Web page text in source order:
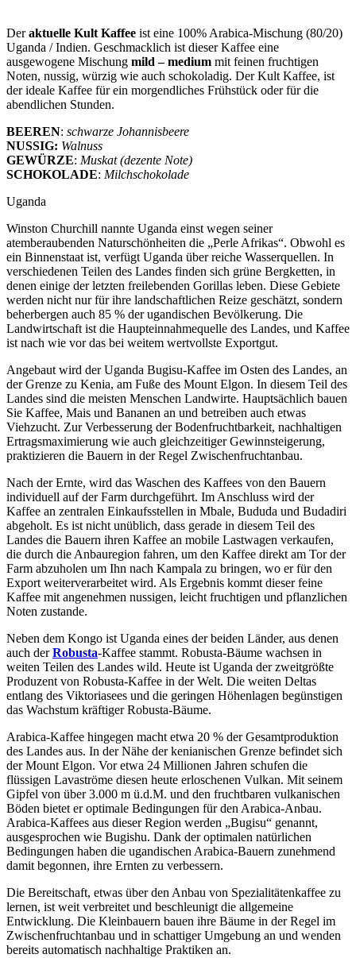
Deraktuelle Kult Kaffee ist eine 100% Arabica-Mischung (80/20)
Uganda / Indien. Geschmacklich ist dieser Kaffee eine
ausgewogene Mischung mild – medium mit feinen fruchtigen
Noten, nussig, würzig wie auch schokoladig. Der Kult Kaffee, ist
der ideale Kaffee für ein morgendliches Frühstück oder für die
abendlichen Stunden.
BEEREN: schwarze Johannisbeere
NUSSIG: Walnuss
GEWÜRZE: Muskat (dezente Note)
SCHOKOLADE: Milchschokolade
Uganda
Winston Churchill nannte Uganda einst wegen seiner
atemberaubenden Naturschönheiten die „Perle Afrikas“. Obwohl es
ein Binnenstaat ist, verfügt Uganda über reiche Wasserquellen. In
verschiedenen Teilen des Landes finden sich grüne Bergketten, in
denen einige der letzten freilebenden Gorillas leben. Diese Gebiete
werden nicht nur für ihre landschaftlichen Reize geschätzt, sondern
beherbergen auch 85 % der ugandischen Bevölkerung. Die
Landwirtschaft ist die Haupteinnahmequelle des Landes, und Kaffee
ist nach wie vor das bei weitem wertvollste Exportgut.
Angebaut wird der Uganda Bugisu-Kaffee im Osten des Landes, an
der Grenze zu Kenia, am Fuße des Mount Elgon. In diesem Teil des
Landes sind die meisten Menschen Landwirte. Hauptsächlich bauen
Sie Kaffee, Mais und Bananen an und betreiben auch etwas
Viehzucht. Zur Verbesserung der Bodenfruchtbarkeit, nachhaltigen
Ertragsmaximierung wie auch gleichzeitiger Gewinnsteigerung,
praktizieren die Bauern in der Regel Zwischenfruchtanbau.
Nach der Ernte, wird das Waschen des Kaffees von den Bauern
individuell auf der Farm durchgeführt. Im Anschluss wird der
Kaffee an zentralen Einkaufsstellen in Mbale, Bududa und Budadiri
abgeholt. Es ist nicht unüblich, dass gerade in diesem Teil des
Landes die Bauern ihren Kaffee an mobile Lastwagen verkaufen,
die durch die Anbauregion fahren, um den Kaffee direkt am Tor der
Farm abzuholen um Ihn nach Kampala zu bringen, wo er für den
Export weiterverarbeitet wird. Als Ergebnis kommt dieser feine
Kaffee mit angenehmen nussigen, leicht fruchtigen und pflanzlichen
Noten zustande.
Neben dem Kongo ist Uganda eines der beiden Länder, aus denen
auch derRobusta-Kaffee stammt. Robusta-Bäume wachsen in
weiten Teilen des Landes wild. Heute ist Uganda der zweitgrößte
Produzent von Robusta-Kaffee in der Welt. Die weiten Deltas
entlang des Viktoriasees und die geringen Höhenlagen begünstigen
das Wachstum kräftiger Robusta-Bäume.
Arabica-Kaffee hingegen macht etwa 20 % der Gesamtproduktion
des Landes aus. In der Nähe der kenianischen Grenze befindet sich
der Mount Elgon. Vor etwa 24 Millionen Jahren schufen die
flüssigen Lavaströme diesen heute erloschenen Vulkan. Mit seinem
Gipfel von über 3.000 m ü.d.M. und den fruchtbaren vulkanischen
Böden bietet er optimale Bedingungen für den Arabica-Anbau.
Arabica-Kaffees aus dieser Region werden „Bugisu“ genannt,
ausgesprochen wie Bugishu. Dank der optimalen natürlichen
Bedingungen haben die ugandischen Arabica-Bauern zunehmend
damit begonnen, ihre Ernten zu verbessern.
Die Bereitschaft, etwas über den Anbau von Spezialitätenkaffee zu
lernen, ist weit verbreitet und beschleunigt die allgemeine
Entwicklung. Die Kleinbauern bauen ihre Bäume in der Regel im
Zwischenfruchtanbau und in schattiger Umgebung an und wenden
bereits automatisch nachhaltige Praktiken an.